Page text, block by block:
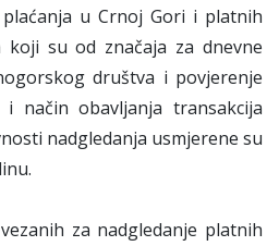
u Crnoj Gori i platnih
koji su od značaja za dnevne
društva i povjerenje
način obavljanja transakcija
nadgledanja usmjerene su
za nadgledanje platnih